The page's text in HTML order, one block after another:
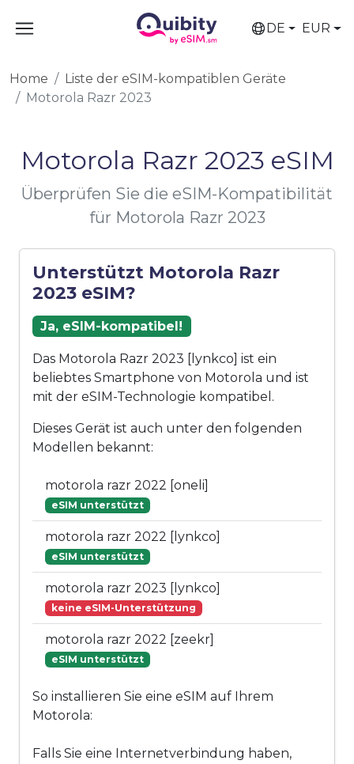
DE EUR
Home
Liste der eSIM-kompatiblen Geräte
Motorola Razr 2023
Motorola Razr 2023 eSIM
Überprüfen Sie die eSIM-Kompatibilität
für Motorola Razr 2023
Unterstützt Motorola Razr
2023 eSIM?
Ja, eSIM-kompatibel!
Das Motorola Razr 2023 [lynkco] ist ein
beliebtes Smartphone von Motorola und ist
mit der eSIM-Technologie kompatibel.
Dieses Gerät ist auch unter den folgenden
Modellen bekannt:
motorola razr 2022 [oneli]
eSIM unterstützt
motorola razr 2022 [lynkco]
eSIM unterstützt
motorola razr 2023 [lynkco]
keine eSIM-Unterstützung
motorola razr 2022 [zeekr]
eSIM unterstützt
So installieren Sie eine eSIM auf Ihrem
Motorola:
Falls Sie eine Internetverbindung haben,